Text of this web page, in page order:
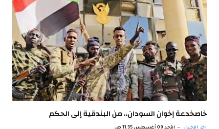
خاصخدعة إخوان السودان.. من البندقية إلى الحكم